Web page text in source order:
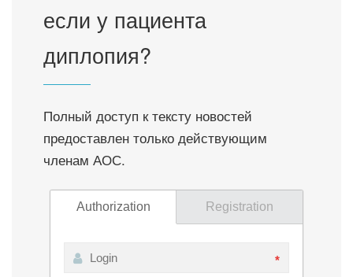
если у пациента
диплопия?
Полный доступ к тексту новостей
предоставлен только действующим
членам АОС.
Authorization Registration
*